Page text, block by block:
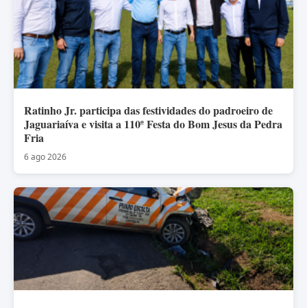
Ratinho Jr. participa das festividades do padroeiro de
Jaguariaíva e visita a 110ª Festa do Bom Jesus da Pedra
Fria
6 ago 2026